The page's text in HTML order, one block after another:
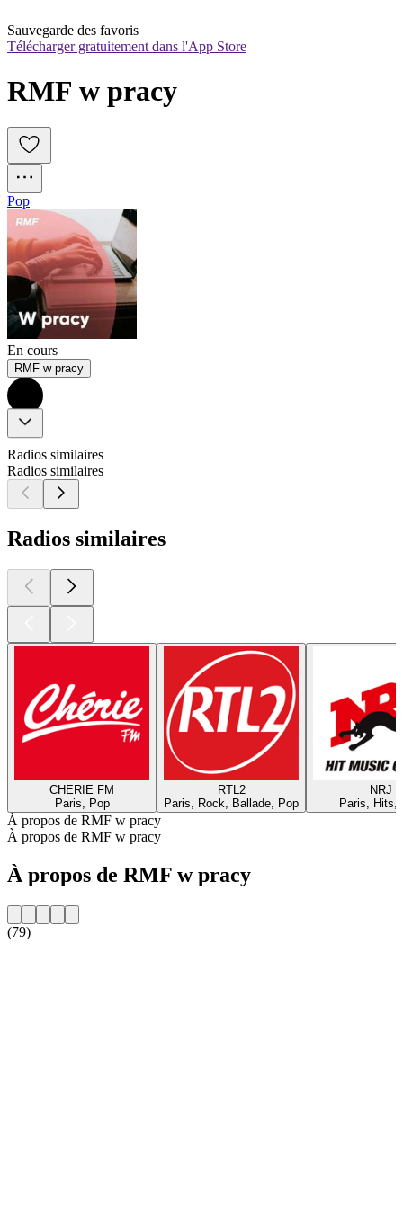
Sauvegarde des favoris
Télécharger gratuitement dans l'App Store
RMF w pracy
Pop
En cours
RMF w pracy
Radios similaires
Radios similaires
Radios similaires
CHERIE FM
Paris, Pop
RTL2
Paris, Rock, Ballade, Pop
NRJ
Paris, Hits,
À propos de RMF w pracy
À propos de RMF w pracy
À propos de RMF w pracy
(79)